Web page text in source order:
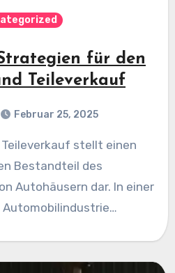
für den
Teileverkauf
Februar 25, 2025
Bestandteil des
Autohäusern dar. In einer
Automobilindustrie…